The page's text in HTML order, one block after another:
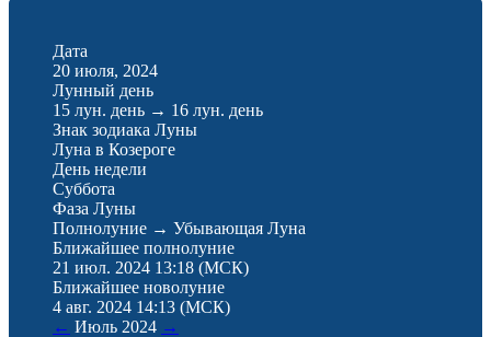
Дата
20 июля, 2024
Лунный день
15 лун. день → 16 лун. день
Знак зодиака Луны
Луна в Козероге
День недели
Суббота
Фаза Луны
Полнолуние → Убывающая Луна
Ближайшее полнолуние
21 июл. 2024 13:18 (МСК)
Ближайшее новолуние
4 авг. 2024 14:13 (МСК)
← Июль 2024 →